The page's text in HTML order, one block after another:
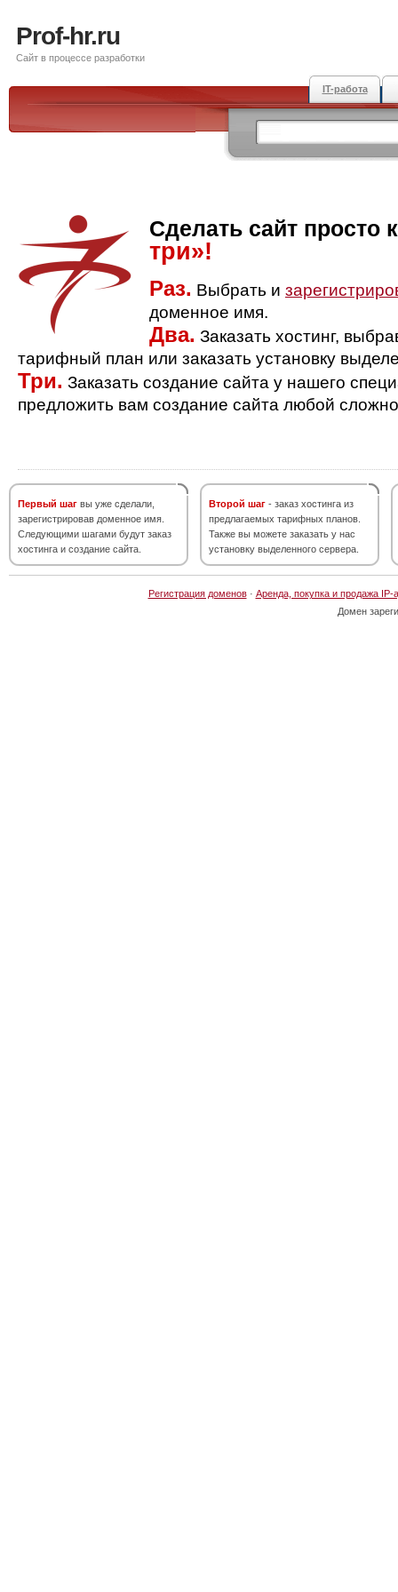
Prof-hr.ru
Сайт в процессе разработки
IT-работа
Сделать сайт просто
три»!
Раз. Выбрать и
доменное имя.
Два. Заказать хостинг,
тарифный план или заказать установку
Три. Заказать создание сайта у нашего
предложить вам создание сайта любой
Первый шаг вы уже сделали,
зарегистрировав доменное имя.
Следующими шагами будут заказ
хостинга и создание сайта.
Второй шаг - заказ хостинга из
предлагаемых тарифных планов.
Также вы можете заказать у нас
установку выделенного сервера.
Регистрация доменов· Аренда, покупка и продажа IP-
Домен